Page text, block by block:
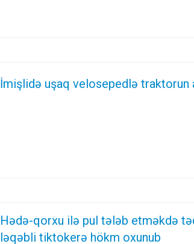
İmişlidə uşaq velosepedlə traktorun
Hədə-qorxu ilə pul tələb etməkdə
ləqəbli tiktokerə hökm oxunub